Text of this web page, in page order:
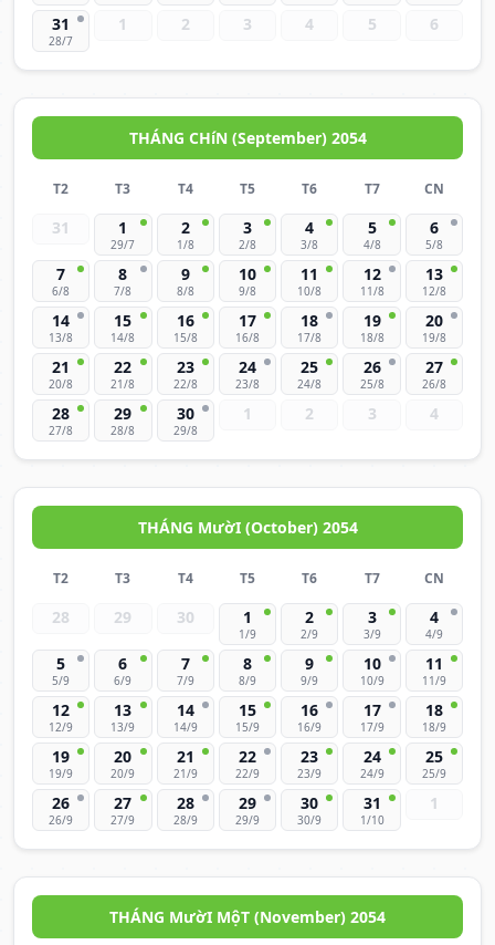
31
28/7
1 2 3 4 5 6
THÁNG CHíN (September) 2054
T2 T3 T4 T5 T6 T7 CN
31 1
29/7
2
1/8
3
2/8
4
3/8
5
4/8
6
5/8
7
6/8
8
7/8
9
8/8
10
9/8
11
10/8
12
11/8
13
12/8
14
13/8
15
14/8
16
15/8
17
16/8
18
17/8
19
18/8
20
19/8
21
20/8
22
21/8
23
22/8
24
23/8
25
24/8
26
25/8
27
26/8
28
27/8
29
28/8
30
29/8
1 2 3 4
THÁNG MườI (October) 2054
T2 T3 T4 T5 T6 T7 CN
28 29 30 1
1/9
2
2/9
3
3/9
4
4/9
5
5/9
6
6/9
7
7/9
8
8/9
9
9/9
10
10/9
11
11/9
12
12/9
13
13/9
14
14/9
15
15/9
16
16/9
17
17/9
18
18/9
19
19/9
20
20/9
21
21/9
22
22/9
23
23/9
24
24/9
25
25/9
26
26/9
27
27/9
28
28/9
29
29/9
30
30/9
31
1/10
1
THÁNG MườI MộT (November) 2054